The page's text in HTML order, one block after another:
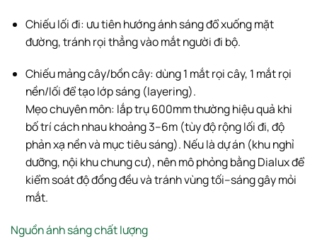
Chiếu lối đi: ưu tiên hướng ánh sáng đổ xuống mặt
đường, tránh rọi thẳng vào mắt người đi bộ.
Chiếu mảng cây/bồn cây: dùng 1 mắt rọi cây, 1 mắt rọi
nền/lối để tạo lớp sáng (layering).
Mẹo chuyên môn: lắp trụ 600mm thường hiệu quả khi
bố trí cách nhau khoảng 3–6m (tùy độ rộng lối đi, độ
phản xạ nền và mục tiêu sáng). Nếu là dự án (khu nghỉ
dưỡng, nội khu chung cư), nên mô phỏng bằng Dialux để
kiểm soát độ đồng đều và tránh vùng tối–sáng gây mỏi
mắt.
Nguồn ánh sáng chất lượng